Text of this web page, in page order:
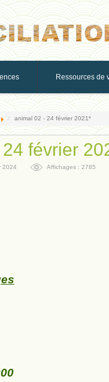
Ressources de
animal 02 - 24 février 2021*
février
2024 Affichages : 2785